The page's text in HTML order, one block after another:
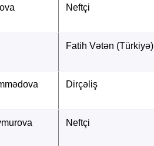
Neftçi
Fatih Vətən (Türkiyə)
Dirçəliş
Neftçi